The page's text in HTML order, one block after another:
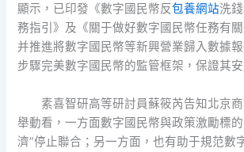
顯示，已印發《數字國民幣反包養網站洗
務指引》及《關于做好數字國民幣任務有關
并推進將數字國民幣等新興營業歸入數據
步驟完美數字國民幣的監管框架，保證其
素喜智研高等研討員蘇筱芮告知北京
舉動看，一方面數字國民幣與政策激勵標
濟”停止聯合；另一方面，也有助于規范數